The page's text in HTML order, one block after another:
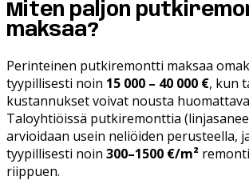
Miten paljon
maksaa?
Perinteinen putkiremontti maksaa
tyypillisesti noin 15 000 – 40 000 €, kun
kustannukset voivat nousta
Taloyhtiöissä putkiremonttia
arvioidaan usein neliöiden perusteella,
tyypillisesti noin 300–1500 €/m²
riippuen.